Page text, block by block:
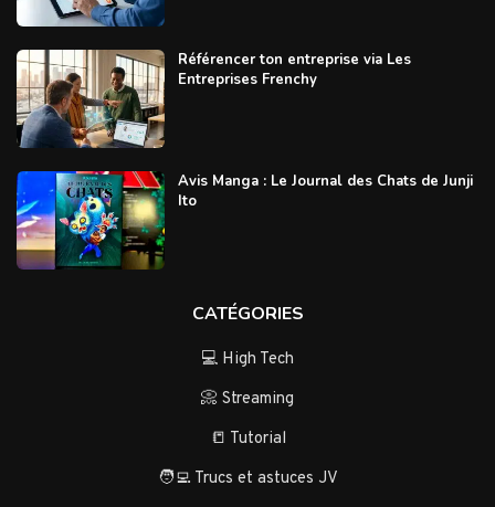
Référencer ton entreprise via Les
Entreprises Frenchy
Avis Manga : Le Journal des Chats de Junji
Ito
CATÉGORIES
💻 High Tech
📀 Streaming
📒 Tutorial
🧑‍💻 Trucs et astuces JV